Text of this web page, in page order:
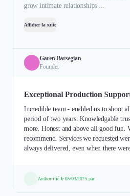
grow intimate relationships ...
Afficher la suite
Garen Barsegian
Founder
Exceptional Production
Incredible team - enabled us to shoot
period of two years. Knowledgable
more. Honest and above all good fun.
recommend. Services we requested
always delivered, even when there
Authentifié le 05/03/2025 par